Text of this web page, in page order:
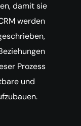
damit sie
werden
Prozess
und